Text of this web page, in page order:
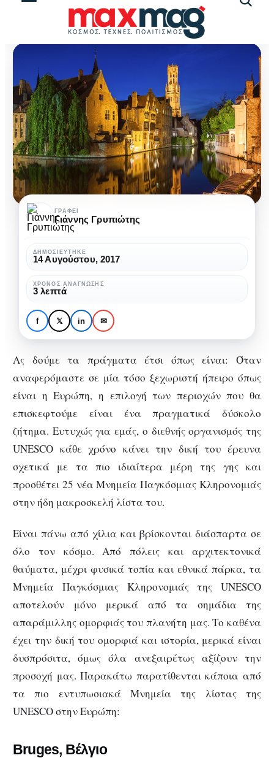
ΤΑΞΊΔΙΑ
Τα ομορφότερα μνημεία
της UNESCO (Μέρος Α’
– Ευρώπη)
Τα
ομορφότερα
μνημεία
της
UNESCO
(Μέρος
–
ΓΡΆΦΕΙ
Γιάννης Γρυπιώτης
ΔΗΜΟΣΙΕΎΤΗΚΕ
14 Αυγούστου, 2017
ΧΡΌΝΟΣ ΑΝΆΓΝΩΣΗΣ
3 λεπτά
f 𝕏 in ✉
Ας δούμε τα πράγματα έτσι όπως είναι: Όταν
αναφερόμαστε σε μία τόσο ξεχωριστή ήπειρο όπως
είναι η Ευρώπη, η επιλογή των περιοχών που θα
επισκεφτούμε είναι ένα πραγματικά δύσκολο
ζήτημα. Ευτυχώς για εμάς, ο διεθνής οργανισμός της
UNESCO κάθε χρόνο κάνει την δική του έρευνα
σχετικά με τα πιο ιδιαίτερα μέρη της γης και
προσθέτει 25 νέα Μνημεία Παγκόσμιας Κληρονομιάς
στην ήδη μακροσκελή λίστα του.
Είναι πάνω από χίλια και βρίσκονται διάσπαρτα σε
όλο τον κόσμο. Από πόλεις και αρχιτεκτονικά
θαύματα, μέχρι φυσικά τοπία και εθνικά πάρκα, τα
Μνημεία Παγκόσμιας Κληρονομιάς της UNESCO
αποτελούν μόνο μερικά από τα σημάδια της
απαράμιλλης ομορφιάς του πλανήτη μας. Το καθένα
έχει την δική του ομορφιά και ιστορία, μερικά είναι
δυσπρόσιτα, όμως όλα ανεξαιρέτως αξίζουν την
προσοχή μας. Παρακάτω παρατίθενται κάποια από
τα πιο εντυπωσιακά Μνημεία της λίστας της
UNESCO στην Ευρώπη:
Bruges, Βέλγιο